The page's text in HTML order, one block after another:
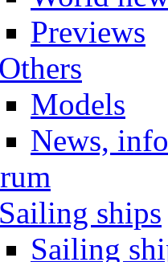
Previews
Others
Models
News,
Sailing ships
Sailing